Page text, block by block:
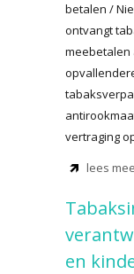
betalen /
ontvangt
meebetalen
vertraging
lees
en